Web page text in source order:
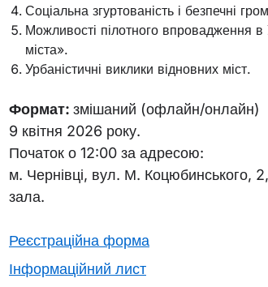
Соціальна згуртованість і безпечні
Можливості пілотного впровадження в
міста».
Урбаністичні виклики відновних міст.
Формат: змішаний (офлайн/онлайн)
9 квітня 2026 року.
Початок о 12:00 за адресою:
м. Чернівці, вул. М. Коцюбинського,
зала.
Реєстраційна форма
Інформаційний лист